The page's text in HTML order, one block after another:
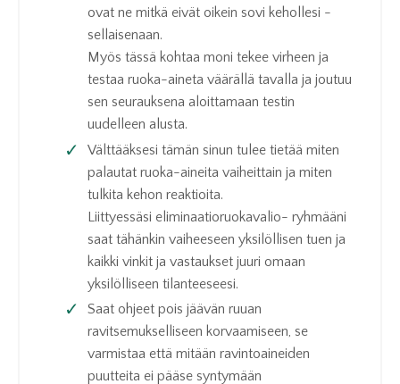
ovat ne mitkä eivät oikein sovi kehollesi -
sellaisenaan.
Myös tässä kohtaa moni tekee virheen ja
testaa ruoka-aineta väärällä tavalla ja joutuu
sen seurauksena aloittamaan testin
uudelleen alusta.
Välttääksesi tämän sinun tulee tietää miten
palautat ruoka-aineita vaiheittain ja miten
tulkita kehon reaktioita.
Liittyessäsi eliminaatioruokavalio- ryhmääni
saat tähänkin vaiheeseen yksilöllisen tuen ja
kaikki vinkit ja vastaukset juuri omaan
yksilölliseen tilanteeseesi.
Saat ohjeet pois jäävän ruuan
ravitsemukselliseen korvaamiseen, se
varmistaa että mitään ravintoaineiden
puutteita ei pääse syntymään